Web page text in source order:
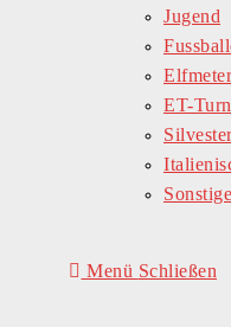
Jugend
ET-
Menü Schließen